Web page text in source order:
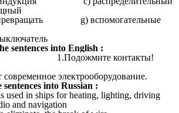
g) вспомогательные
the sentences into English :
1.Подожмите контакты!
электрооборудование.
into Russian :
used in ships for heating, lighting, driving
and navigation